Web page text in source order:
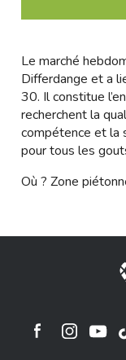
Le marché
Differdange et a
30. Il constitue
recherchent la
compétence et la
pour tous les
Où ? Zone
Ville de